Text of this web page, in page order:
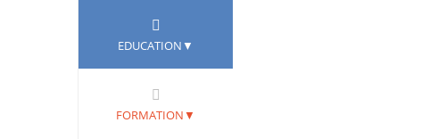
EDUCATION▼
FORMATION▼